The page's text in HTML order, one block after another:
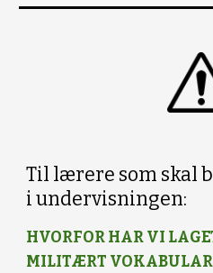
Til lærere som skal
i undervisningen:
HVORFOR HAR VI
MILITÆRT